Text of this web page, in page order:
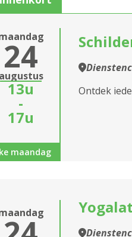
Eropuit
Feest en dans
Infosessie
Markt
Optreden
Spel
Informatiesessie
Sluiten
24
augustus
13u
-
17u
maandag
Ontdek